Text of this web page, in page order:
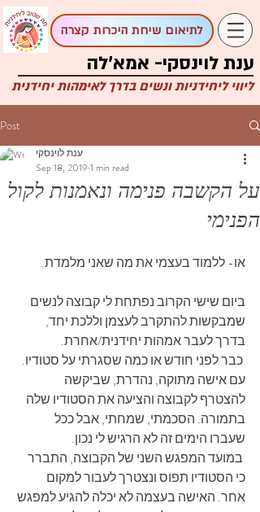
ענת לוינסקי- אמא'לה
ליווי ליחידניות ונשים בדרך לאימהות יחידנית
לתיאום שיחת היכרות קצרה
Post
על הקשבה פנימה ונאמנות לקול
הפנימי
ענת לוינסקי
Sep 18, 2019 1 min read
או- ללמוד בעצמי את מה שאני מלמדת.
ביום שישי הקרוב נפתחת לי קבוצה לנשים
שמבקשות להתקרב לעצמן וללכת יחד,
בדרך לעבר אמהות יחידנית/אחרת.
כבר לפני חודש או כמה שסגרתי על סטודיו.
עם אישה מתוקה, נהדרת, שביקשה
להצטרף לקבוצה והציעה את הסטודיו שלה
בתמורה. הסכמתי, שמחתי, אבל ככל
שעברו הימים זה לא הרגיש לי נכון.
במועד המפגש השני של הקבוצה, התברר
כי הסטודיו תפוס ונצטרך לעבור למקום
אחר. האישה בעצמה לא יכלה להגיע למפגש